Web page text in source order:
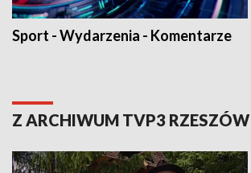
Sport - Wydarzenia - Komentarze
Z ARCHIWUM TVP3 RZESZÓW